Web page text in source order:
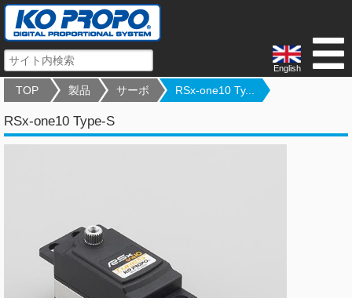
English
TOP 製品 サーボ RSx-one10 Ty...
RSx-one10 Type-S